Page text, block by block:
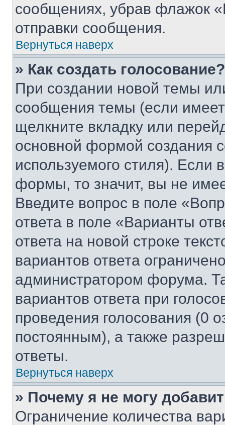
сообщениях, убрав флажок
отправки сообщения.
Вернуться наверх
» Как создать голосование?
При создании новой темы
сообщения темы (если
щелкните вкладку или
основной формой создания
используемого стиля). Если
формы, то значит, вы не
Введите вопрос в поле
ответа в поле «Варианты
ответа на новой строке
вариантов ответа
администратором форума.
вариантов ответа при
проведения голосования (0
постоянным), а также
ответы.
Вернуться наверх
» Почему я не могу
Ограничение количества